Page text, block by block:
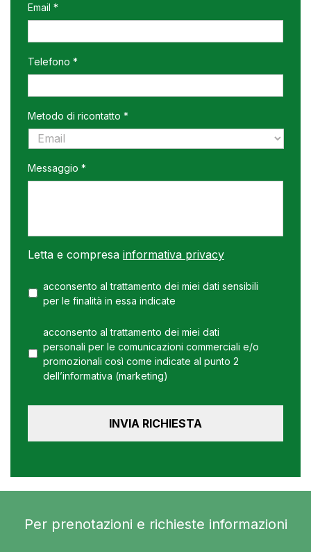
slash
MM
slash
AAAA
Email *
Telefono *
Metodo di ricontatto *
Messaggio *
Letta e compresa informativa privacy
acconsento al trattamento dei miei dati sensibili
per le finalità in essa indicate
acconsento al trattamento dei miei dati
personali per le comunicazioni commerciali e/o
promozionali così come indicate al punto 2
dell’informativa (marketing)
Per prenotazioni e richieste informazioni